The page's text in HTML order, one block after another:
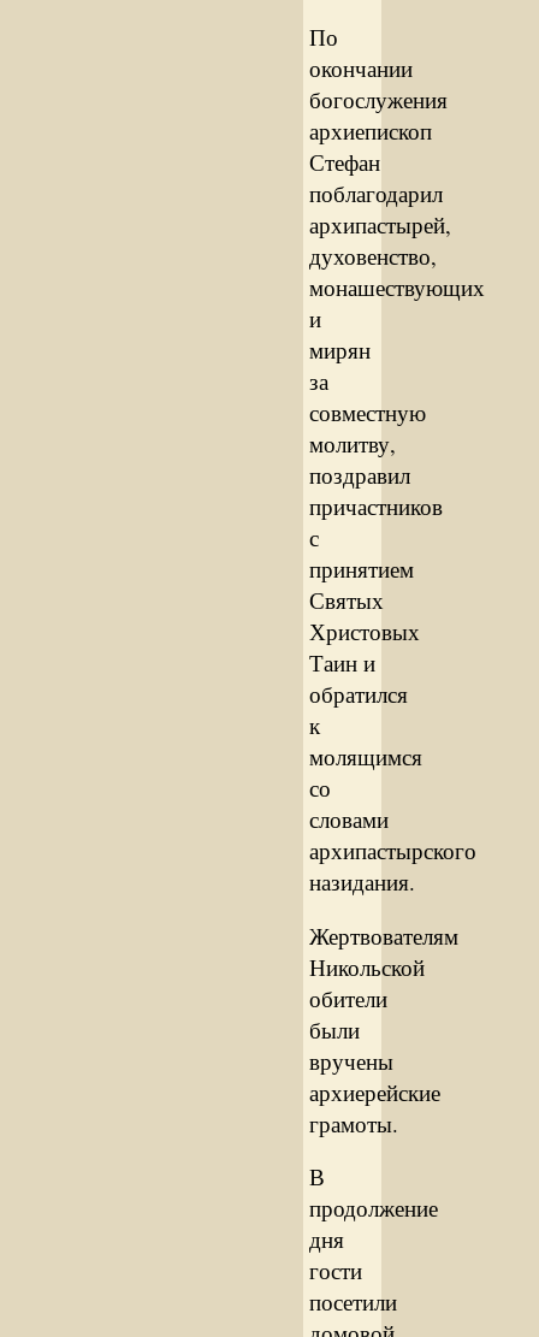
По
окончании
богослужения
архиепископ
Стефан
поблагодарил
архипастырей,
духовенство,
монашествующих
и
мирян
за
совместную
молитву,
поздравил
причастников
с
принятием
Святых
Христовых
Таин и
обратился
к
молящимся
со
словами
архипастырского
назидания.
Жертвователям
Никольской
обители
были
вручены
архиерейские
грамоты.
В
продолжение
дня
гости
посетили